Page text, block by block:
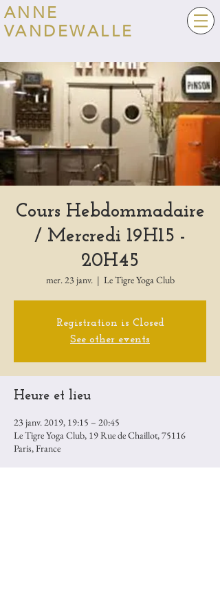
ANNE
VANDEWALLE
Cours Hebdommadaire
/ Mercredi 19H15 -
20H45
mer. 23 janv.
  |
Le Tigre Yoga Club
Registration is Closed
See other events
Heure et lieu
23 janv. 2019, 19:15 – 20:45
Le Tigre Yoga Club, 19 Rue de Chaillot, 75116
Paris, France